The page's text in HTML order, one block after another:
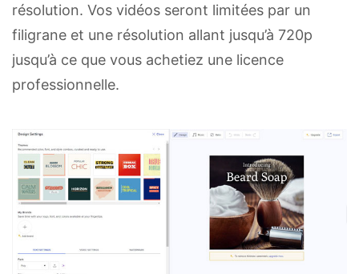
résolution. Vos vidéos seront limitées par un
filigrane et une résolution allant jusqu’à 720p
jusqu’à ce que vous achetiez une licence
professionnelle.